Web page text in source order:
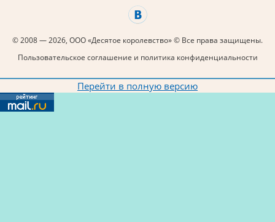
© 2008 — 2026, ООО «Десятое королевство» © Все права защищены.
Пользовательское соглашение и политика конфиденциальности
Перейти в полную версию